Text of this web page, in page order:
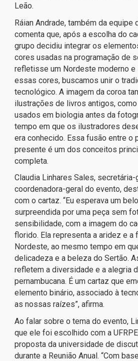
Leão.
Ráian Andrade, também da equipe
comenta que, após a escolha do
grupo decidiu integrar os
cores usadas na programação de
refletisse um Nordeste moderno e
essas cores, buscamos unir o
tecnológico. A imagem da coroa
ilustrações de livros antigos,
usados em biologia antes da
tempo em que os ilustradores
era conhecido. Essa fusão entre o
presente é um dos conceitos
completa.
Claudia Linhares Sales, secretária-
coordenadora-geral do evento,
com o cartaz. “Eu esperava um
surpreendida por uma peça sem
sensibilidade, com a imagem do
florido. Ela representa a aridez e a
Nordeste, ao mesmo tempo em
delicadeza e a beleza do Sertão.
refletem a diversidade e a alegria
pernambucana. É um cartaz que
elemento binário, associado à
as nossas raízes”, afirma.
Ao falar sobre o tema do evento,
que ele foi escolhido com a
proposta da universidade de
durante a Reunião Anual. “Com